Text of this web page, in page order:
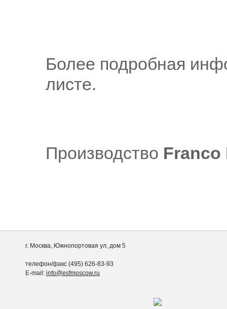
Более подробная
листе.
Производство Franco
г. Москва, Южнопортовая ул, дом 5
телефон/факс (495) 626-83-93
E-mail: info@esfmoscow.ru